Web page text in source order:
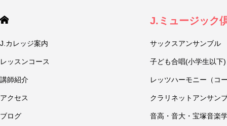
J.カレッジ案内
レッスンコース
講師紹介
アクセス
ブログ
J.ミュージック
サックスアンサンブル
子ども合唱(小学生以下)
レッツハーモニー（コ
クラリネットアンサン
音高・音大・宝塚音楽